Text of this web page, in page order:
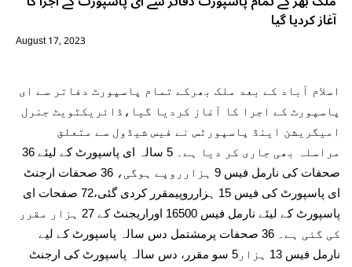
آغاز کردیا گیا
August 17, 2023
اسلام آباد کے بعد ملک بھرکے تمام پاسپورٹ دفاتر سے ای
پاسپورٹ کے اجرا کا آغاز کردیا گیا،ڈائریکٹویٹ جنرل
امیگریشن اینڈ پاسپورٹس نے فیس شیڈول سے متعلق
مراسلہ بھی جاری کر دیا ہے۔ 5 سالہ ای پاسپورٹ کے لیئے 36
صحفات کی نارمل فیس 9 ہزارروپے ہوگی، 36 صحفات ارجنٹ
ای پاسپورٹ کی فیس 15 ہزارروپیمقرر کردی گئی،72 صفحات ای
پاسپورٹ کے لیئے نارمل فیس 16500 اوراریجنٹ کے 27 ہزار مقرر
کی گئی ہے۔ 36 صحفات پرمشتمل دس سالہ پاسپورٹ کے لیے
نارمل فیس 13 ہزار5 سو مقرر، دس سالہ پاسپورٹ کی ارجنٹ